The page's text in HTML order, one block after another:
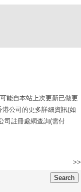
能自本站上次更新已做更
公司的更多詳細資訊(如
司註冊處網查詢(需付
>>